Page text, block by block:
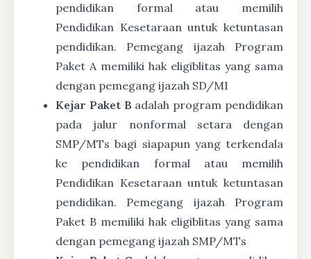
pendidikan formal atau memilih
Pendidikan Kesetaraan untuk ketuntasan
pendidikan. Pemegang ijazah Program
Paket A memiliki hak eligiblitas yang sama
dengan pemegang ijazah SD/MI
Kejar Paket B adalah program pendidikan
pada jalur nonformal setara dengan
SMP/MTs bagi siapapun yang terkendala
ke pendidikan formal atau memilih
Pendidikan Kesetaraan untuk ketuntasan
pendidikan. Pemegang ijazah Program
Paket B memiliki hak eligiblitas yang sama
dengan pemegang ijazah SMP/MTs